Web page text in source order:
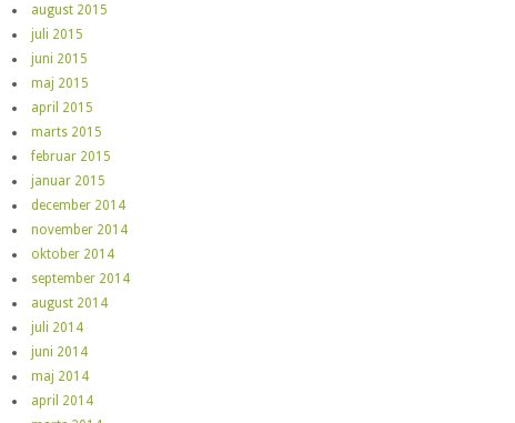
august 2015
juli 2015
juni 2015
maj 2015
april 2015
marts 2015
februar 2015
januar 2015
december 2014
november 2014
oktober 2014
september 2014
august 2014
juli 2014
juni 2014
maj 2014
april 2014